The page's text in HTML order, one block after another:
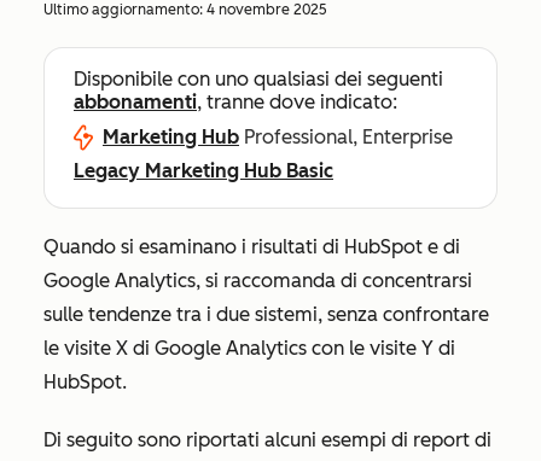
Ultimo aggiornamento: 4 novembre 2025
Disponibile con uno qualsiasi dei seguenti
abbonamenti, tranne dove indicato:
Marketing Hub Professional, Enterprise
Legacy Marketing Hub Basic
Quando si esaminano i risultati di HubSpot e di
Google Analytics, si raccomanda di concentrarsi
sulle tendenze tra i due sistemi, senza confrontare
le visite X di Google Analytics con le visite Y di
HubSpot.
Di seguito sono riportati alcuni esempi di report di